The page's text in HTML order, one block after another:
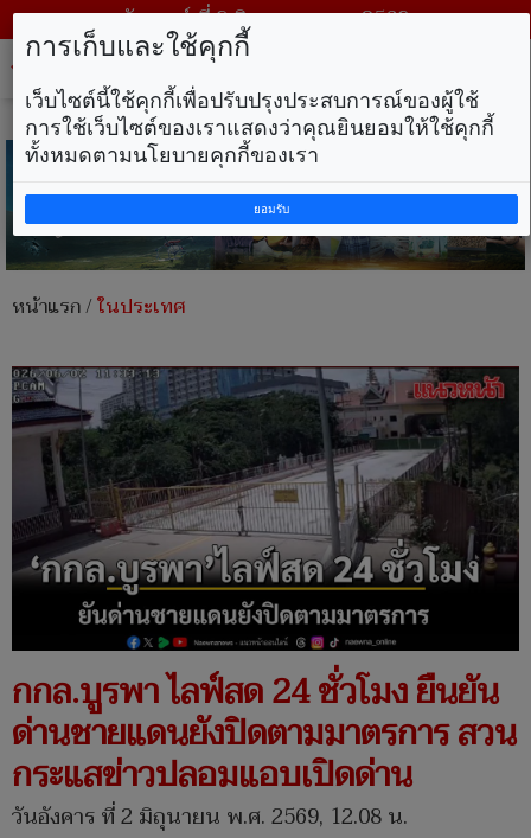
วันเสาร์ ที่ 8 สิงหาคม พ.ศ. 2569
หน้าแรก/ในประเทศ
กกล.บูรพา ไลฟ์สด 24 ชั่วโมง ยืนยัน
ด่านชายแดนยังปิดตามมาตรการ สวน
กระแสข่าวปลอมแอบเปิดด่าน
วันอังคาร ที่ 2 มิถุนายน พ.ศ. 2569, 12.08 น.
การเก็บและใช้คุกกี้
เว็บไซต์นี้ใช้คุกกี้เพื่อปรับปรุงประสบการณ์ของผู้ใช้
การใช้เว็บไซต์ของเราแสดงว่าคุณยินยอมให้ใช้คุกกี้
ทั้งหมดตามนโยบายคุกกี้ของเรา
ยอมรับ